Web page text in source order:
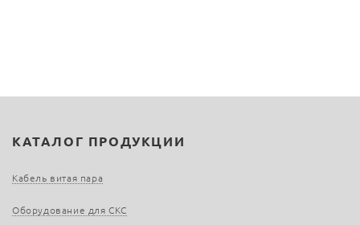
КАТАЛОГ ПРОДУКЦИИ
Кабель витая пара
Оборудование для СКС